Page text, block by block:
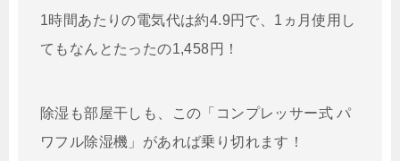
1時間あたりの電気代は約4.9円で、1ヵ月使用し
てもなんとたったの1,458円！
除湿も部屋干しも、この「コンプレッサー式 パ
ワフル除湿機」があれば乗り切れます！